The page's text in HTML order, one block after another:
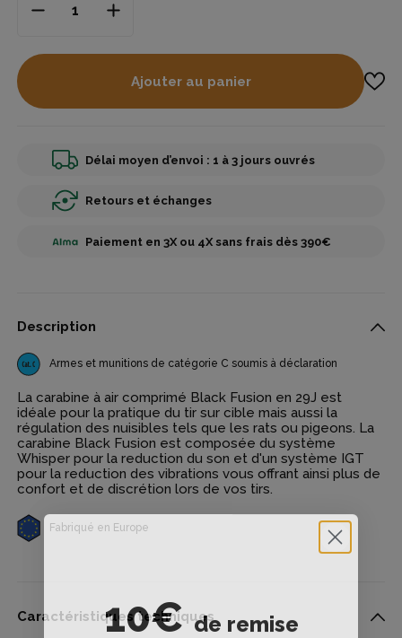
Ajouter au panier
Délai moyen d’envoi : 1 à 3 jours ouvrés
Retours et échanges
Paiement en 3X ou 4X sans frais dès 390€
Description
Armes et munitions de catégorie C soumis à déclaration
La carabine à air comprimé Black Fusion en 29J est
idéale pour la pratique du tir sur cible mais aussi la
régulation des nuisibles tels que les rats ou pigeons. La
carabine Black Fusion est composée du système
Whisper pour la reduction du son et d'un système IGT
pour la reduction des vibrations vous offrant ainsi plus de
confort et de discrétion lors de vos tirs.
Fabriqué en Europe
Caractéristiques techniques
10€de remise